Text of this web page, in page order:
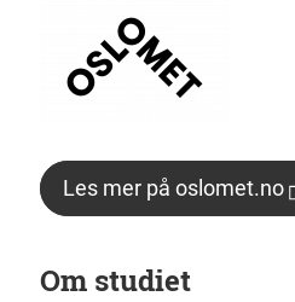
Les mer på oslomet.no
Om studiet